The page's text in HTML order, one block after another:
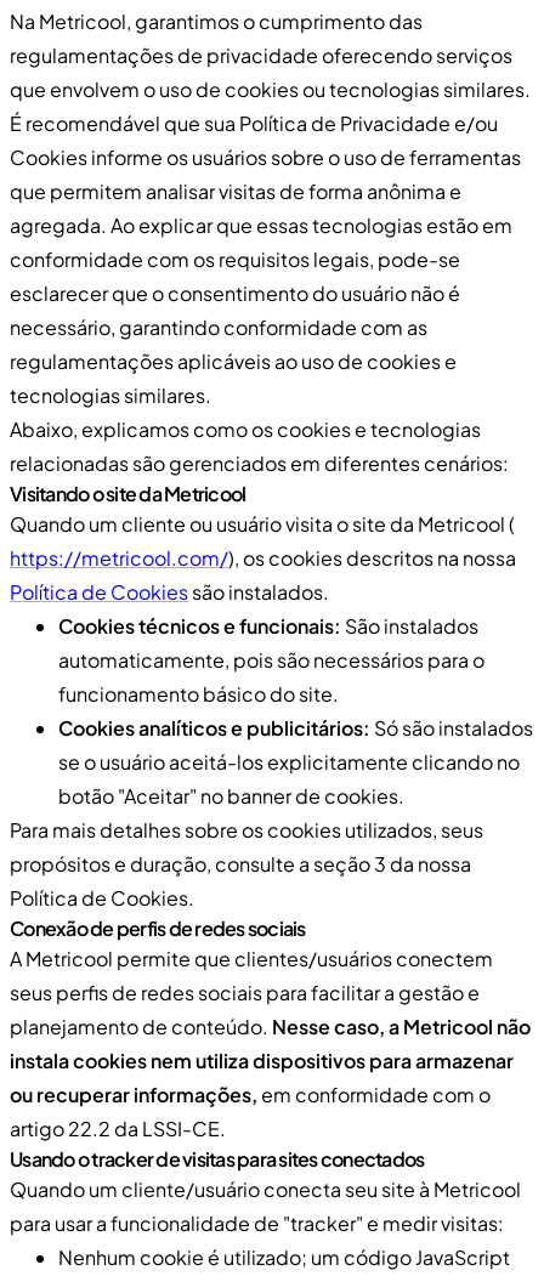
Na Metricool, garantimos o cumprimento das
regulamentações de privacidade oferecendo serviços
que envolvem o uso de cookies ou tecnologias similares.
É recomendável que sua Política de Privacidade e/ou
Cookies informe os usuários sobre o uso de ferramentas
que permitem analisar visitas de forma anônima e
agregada. Ao explicar que essas tecnologias estão em
conformidade com os requisitos legais, pode-se
esclarecer que o consentimento do usuário não é
necessário, garantindo conformidade com as
regulamentações aplicáveis ao uso de cookies e
tecnologias similares.
Abaixo, explicamos como os cookies e tecnologias
relacionadas são gerenciados em diferentes cenários:
Visitando o site da Metricool
Quando um cliente ou usuário visita o site da Metricool (
https://metricool.com/), os cookies descritos na nossa
Política de Cookiessão instalados.
Cookies técnicos e funcionais: São instalados
automaticamente, pois são necessários para o
funcionamento básico do site.
Cookies analíticos e publicitários: Só são instalados
se o usuário aceitá-los explicitamente clicando no
botão "Aceitar" no banner de cookies.
Para mais detalhes sobre os cookies utilizados, seus
propósitos e duração, consulte a seção 3 da nossa
Política de Cookies.
Conexão de perfis de redes sociais
A Metricool permite que clientes/usuários conectem
seus perfis de redes sociais para facilitar a gestão e
planejamento de conteúdo. Nesse caso, a Metricool não
instala cookies nem utiliza dispositivos para armazenar
ou recuperar informações,em conformidade com o
artigo 22.2 da LSSI-CE.
Usando o tracker de visitas para sites conectados
Quando um cliente/usuário conecta seu site à Metricool
para usar a funcionalidade de "tracker" e medir visitas:
Nenhum cookie é utilizado; um código JavaScript